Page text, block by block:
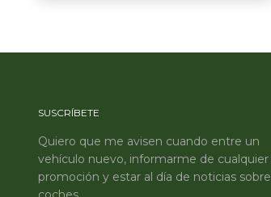
SUSCRÍBETE
Quiero que me avisen cuando entre un
vehículo nuevo, informarme de cualquier
promoción y estar al día de noticias sobre